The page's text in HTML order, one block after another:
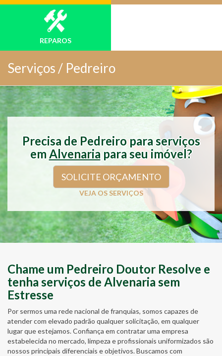
REPAROS
Serviços / Pedreiro
Precisa de Pedreiro para serviços
em Alvenaria para seu imóvel?
SOLICITE ORÇAMENTO
VEJA OS SERVIÇOS
Chame um Pedreiro Doutor Resolve e
tenha serviços de Alvenaria sem
Estresse
Por sermos uma rede nacional de franquias, somos capazes de
atender com elevado padrão qualquer solicitação, em qualquer
lugar que estejamos. Confiança em contratar uma empresa
estabelecida no mercado, limpeza e profissionais uniformizados são
nossos principais diferenciais e objetivos. Buscamos com